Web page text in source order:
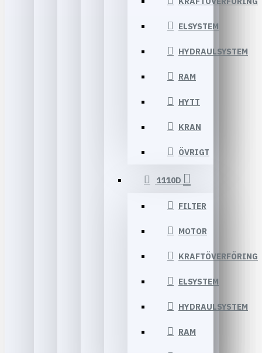
ELSYSTEM
HYDRAULSYSTEM
RAM
HYTT
KRAN
ÖVRIGT
1110D
FILTER
MOTOR
KRAFTÖVERFÖRING
ELSYSTEM
HYDRAULSYSTEM
RAM